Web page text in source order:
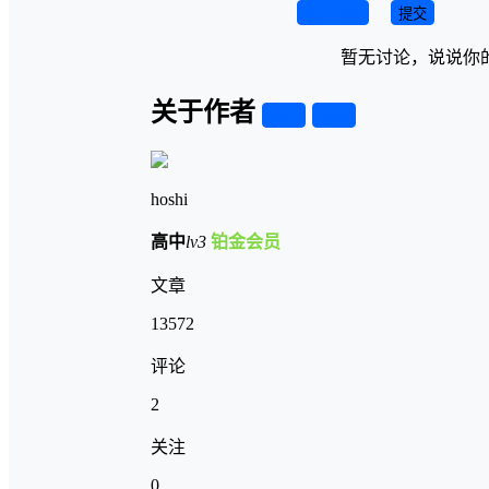
提交
暂无讨论，说说你
关于作者
hoshi
高中lv3 铂金会员
文章
13572
评论
2
关注
0